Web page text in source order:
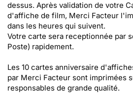
dessus. Après validation de votre
d'affiche de film, Merci Facteur
dans les heures qui suivent.
Votre carte sera receptionnée par
Poste) rapidement.
Les 10 cartes anniversaire
par Merci Facteur sont imprimées
responsables de grande qualité.